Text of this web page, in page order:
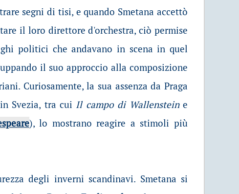
segni di tisi, e quando Smetana accettò
il loro direttore d'orchestra, ciò permise
politici che andavano in scena in quel
il suo approccio alla composizione
Curiosamente, la sua assenza da Praga
Svezia, tra cui Il campo di Wallensteine
), lo mostrano reagire a stimoli più
degli inverni scandinavi. Smetana si